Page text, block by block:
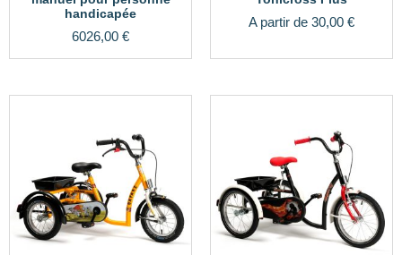
handicapée
6026,00 €
A partir de 30,00 €